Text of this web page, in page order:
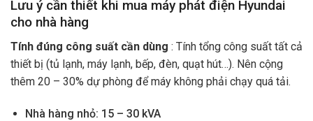
Lưu ý cần thiết khi mua máy phát điện Hyundai
cho nhà hàng
Tính đúng công suất cần dùng : Tính tổng công suất tất cả
thiết bị (tủ lạnh, máy lạnh, bếp, đèn, quạt hút…). Nên cộng
thêm 20 – 30% dự phòng để máy không phải chạy quá tải.
Nhà hàng nhỏ: 15 – 30 kVA